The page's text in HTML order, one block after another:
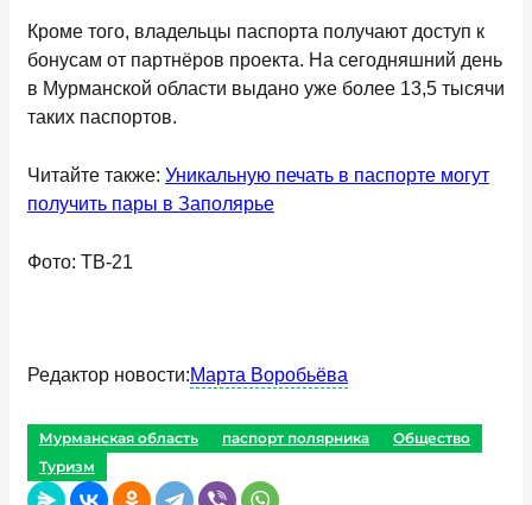
Кроме того, владельцы паспорта получают доступ к
бонусам от партнёров проекта. На сегодняшний день
в Мурманской области выдано уже более 13,5 тысячи
таких паспортов.
Читайте также: Уникальную печать в паспорте могут
получить пары в Заполярье
Фото: ТВ-21
Редактор новости:Марта Воробьёва
Мурманская область паспорт полярника
Общество
Туризм